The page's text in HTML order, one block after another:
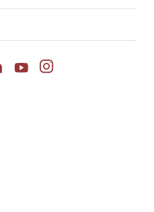
YouTubeInstagram